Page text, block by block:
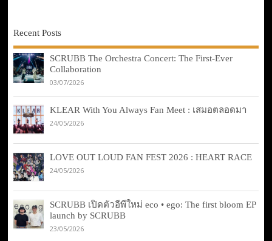
Recent Posts
SCRUBB The Orchestra Concert: The First-Ever
Collaboration
03/07/2026
KLEAR With You Always Fan Meet : เสมอตลอดมา
24/05/2026
LOVE OUT LOUD FAN FEST 2026 : HEART RACE
24/05/2026
SCRUBB เปิดตัวอีพีใหม่ eco • ego: The first bloom EP
launch by SCRUBB
23/05/2026